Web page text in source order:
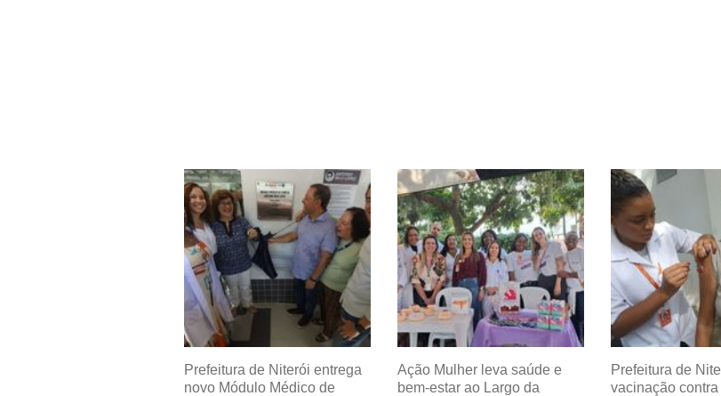
Prefeitura de Niterói entrega
novo Módulo Médico de
Ação Mulher leva saúde e
bem-estar ao Largo da
Prefeitura de
vacinação